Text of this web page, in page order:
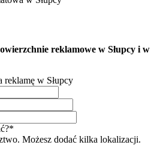
reklamowe w Słupcy i w
reklamę w Słupcy
Możesz dodać kilka lokalizacji.